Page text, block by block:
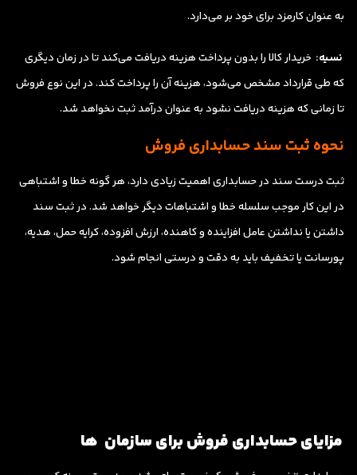
به عنوان کارمزد برای خود بر می‌دارد.
نسیه: خریدار کالا را بدون پرداخت هزینه دریافت می‌کند تا در زمان دیگری
که طی قرارداد مشخص می‌شود، هزینه آن را پرداخت کند. در این نوع فروش
تا زمانی که هزینه دریافت نشود به عنوان درآمد ثبت نخواهد شد.
نحوه ثبت سند حسابداری فروش
ثبت درست سند در حسابداری اهمیت زیادی دارد، هر گونه خطا و اشتباهی
در این کار موجب سلسله خطا و اشتباهات دیگر خواهد شد. در ثبت سند
داشتن یا نداشتن عامل افزاینده و کاهنده، ارزش افزوده، کرایه حمل، هدیه،
پورسانت یا تخفیف باید به دقت و درستی انجام شود.
مزایای حسابداری فروش برای سازمان ها